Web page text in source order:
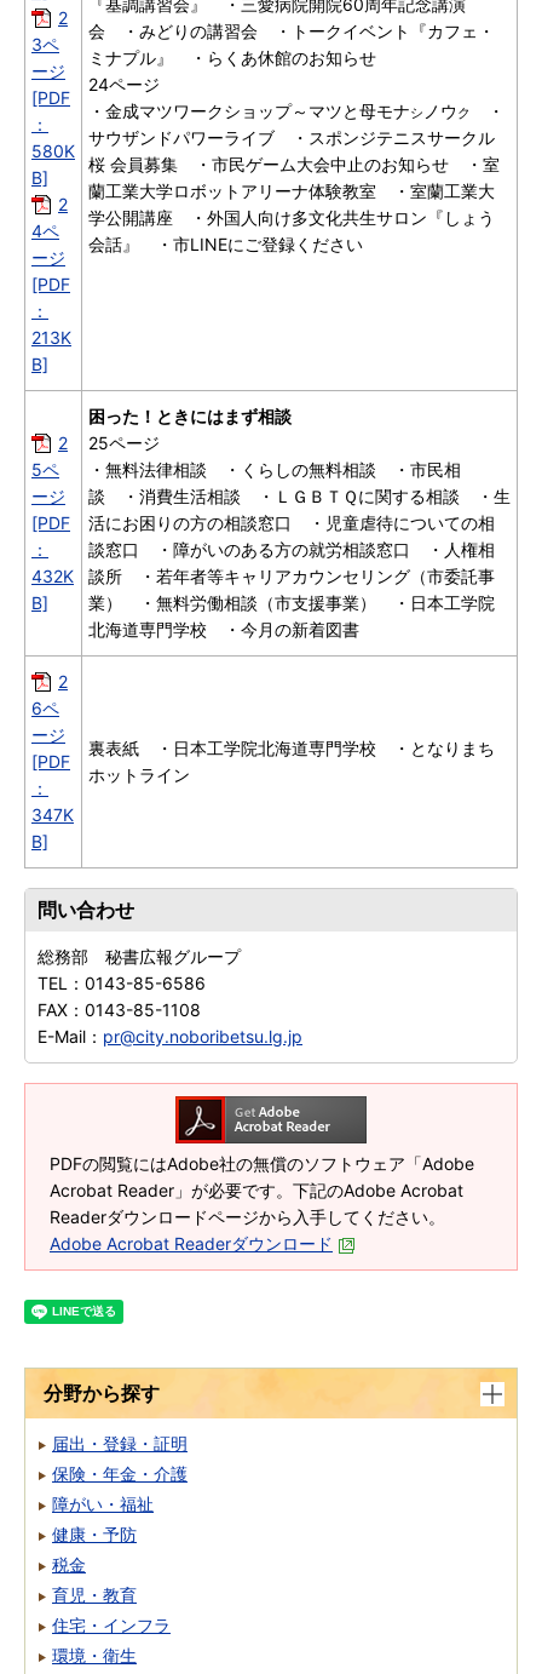
2
3ペ
ージ
[PDF
：
580K
B]
2
4ペ
ージ
[PDF
：
213K
B]
『基調講習会』 ・三愛病院開院60周年記念講演
会 ・みどりの講習会 ・トークイベント『カフェ・
ミナプル』 ・らくあ休館のお知らせ
24ページ
・金成マツワークショップ～マツと母モナシ ノウ ク
・
サウザンドパワーライブ ・スポンジテニスサークル
桜 会員募集 ・市民ゲーム大会中止のお知らせ ・室
蘭工業大学ロボットアリーナ体験教室 ・室蘭工業大
学公開講座 ・外国人向け多文化共生サロン『しょう
会話』 ・市LINEにご登録ください
2
5ペ
ージ
[PDF
：
432K
B]
困った！ときにはまず相談
25ページ
・無料法律相談 ・くらしの無料相談 ・市民相
談 ・消費生活相談 ・ＬＧＢＴＱに関する相談 ・生
活にお困りの方の相談窓口 ・児童虐待についての相
談窓口 ・障がいのある方の就労相談窓口 ・人権相
談所 ・若年者等キャリアカウンセリング（市委託事
業） ・無料労働相談（市支援事業） ・日本工学院
北海道専門学校 ・今月の新着図書
2
6ペ
ージ
[PDF
：
347K
B]
裏表紙 ・日本工学院北海道専門学校 ・となりまち
ホットライン
問い合わせ
総務部 秘書広報グループ
TEL： 0143-85-6586
FAX： 0143-85-1108
E-Mail： pr@city.noboribetsu.lg.jp
PDFの閲覧にはAdobe社の無償のソフトウェア「Adobe
Acrobat Reader」が必要です。下記のAdobe Acrobat
Readerダウンロードページから入手してください。
Adobe Acrobat Readerダウンロード
分野から探す
届出・登録・証明
保険・年金・介護
障がい・福祉
健康・予防
税金
育児・教育
住宅・インフラ
環境・衛生